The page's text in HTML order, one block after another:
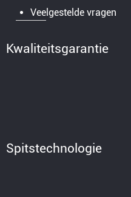
Veelgestelde vragen
Kwaliteitsgarantie
Spitstechnologie